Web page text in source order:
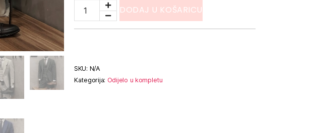
DODAJ U KOŠARICU
SKU: N/A
Kategorija: Odijelo u kompletu